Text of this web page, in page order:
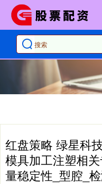
红盘策略 绿星科
模具加工注塑相
量稳定性_型腔_